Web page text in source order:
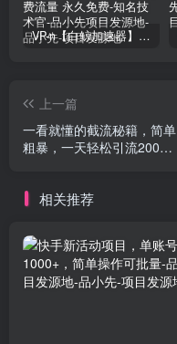
VP-n【白鲸加速器】在国内也能刷油管、Instagram，我送你无限免费流量 永久免费-知名技术官-品小先项目发源地
上一篇
一看就懂的截流秘籍，简单
粗暴，一天轻松引流200＋
相关推荐